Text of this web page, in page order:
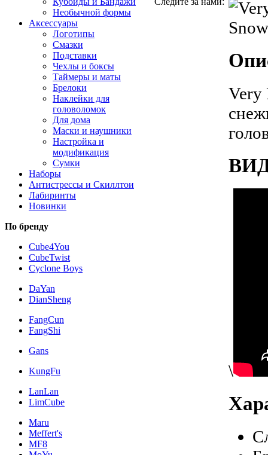
Необычной формы
Аксессуары
Логотипы
Смазки
Подставки
Чехлы и боксы
Таймеры и маты
Брелоки
Наклейки для
головоломок
Для дома
Маски и наушники
Настройка и
модификация
Сумки
Наборы
Антистрессы и Скиллтои
Лабиринты
Новинки
По бренду
Cube4You
CubeTwist
Cyclone Boys
DaYan
DianSheng
FangCun
FangShi
Gans
KungFu
LanLan
LimCube
Maru
Meffert's
MF8
Very
\